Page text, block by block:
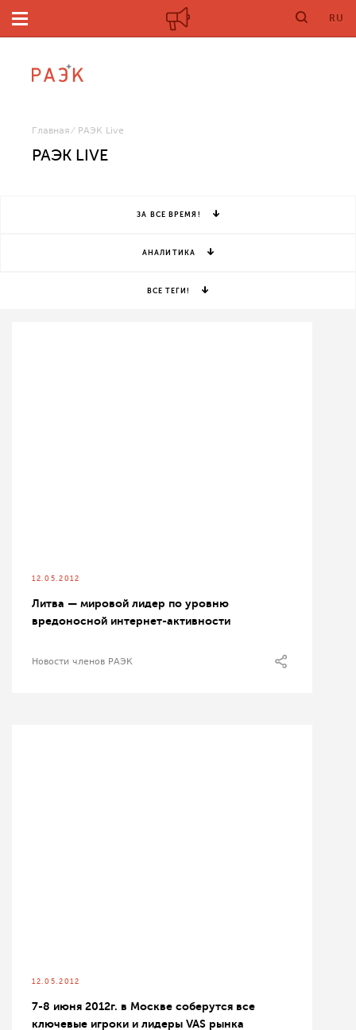
RU
Главная РАЭК Live
РАЭК LIVE
ЗА ВСЕ ВРЕМЯ!
АНАЛИТИКА
ВСЕ ТЕГИ!
12.05.2012
Литва — мировой лидер по уровню
вредоносной интернет-активности
Новости членов РАЭК
12.05.2012
7-8 июня 2012г. в Москве соберутся все
ключевые игроки и лидеры VAS рынка